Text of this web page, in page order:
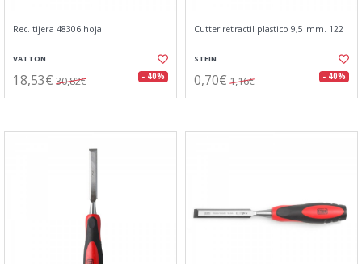
Rec. tijera 48306 hoja
VATTON
18,53€ 30,82€ - 40%
Cutter retractil plastico 9,5 mm. 122
STEIN
0,70€ 1,16€ - 40%